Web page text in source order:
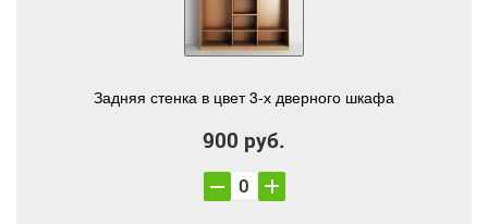
Задняя стенка в цвет 3-х дверного шкафа
900 руб.